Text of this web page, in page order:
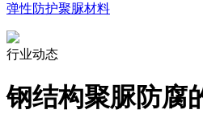
弹性防护聚脲材料
行业动态
钢结构聚脲防腐